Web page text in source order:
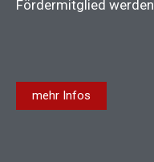
Fördermitglied werden
mehr Infos